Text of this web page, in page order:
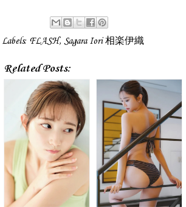
Labels: FLASH, Sagara Iori 相楽伊織
Related Posts: